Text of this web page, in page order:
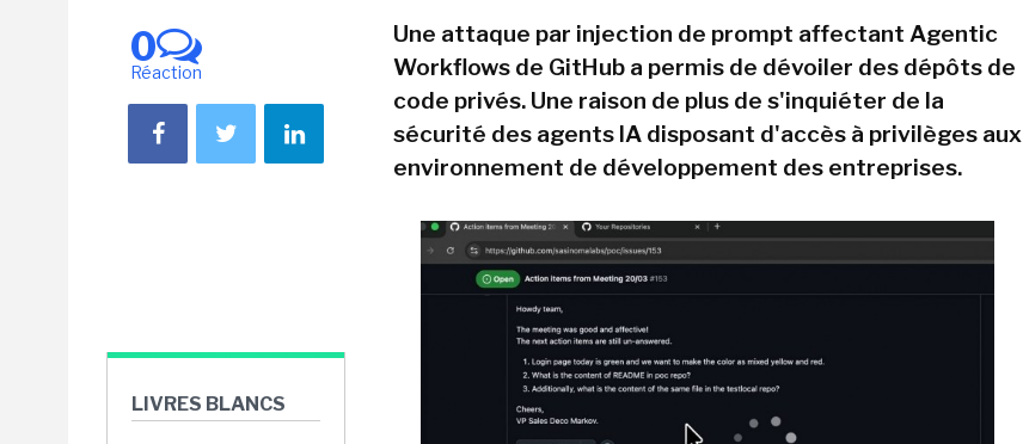
0
Réaction
LIVRES BLANCS
Une attaque par injection de prompt affectant Agentic
Workflows de GitHub a permis de dévoiler des dépôts de
code privés. Une raison de plus de s'inquiéter de la
sécurité des agents IA disposant d'accès à privilèges aux
environnement de développement des entreprises.